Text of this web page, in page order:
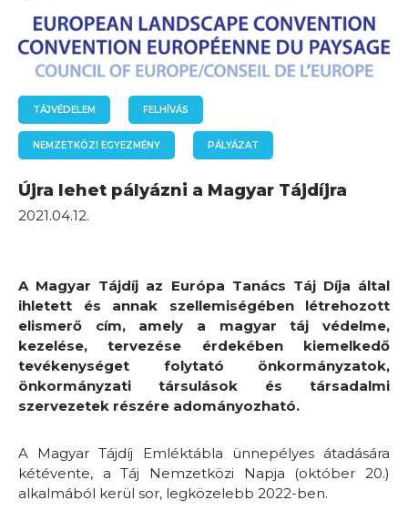
TÁJVÉDELEM FELHÍVÁS
NEMZETKÖZI EGYEZMÉNY PÁLYÁZAT
Újra lehet pályázni a Magyar Tájdíjra
2021.04.12.
A Magyar Tájdíj az Európa Tanács Táj Díja által
ihletett és annak szellemiségében létrehozott
elismerő cím, amely a magyar táj védelme,
kezelése, tervezése érdekében kiemelkedő
tevékenységet folytató önkormányzatok,
önkormányzati társulások és társadalmi
szervezetek részére adományozható.
A Magyar Tájdíj Emléktábla ünnepélyes átadására
kétévente, a Táj Nemzetközi Napja (október 20.)
alkalmából kerül sor, legközelebb 2022-ben.